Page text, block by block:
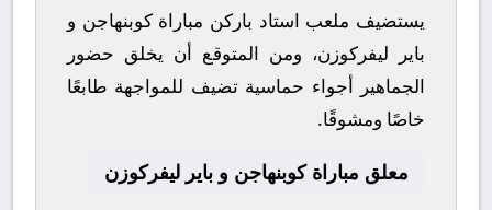
يستضيف ملعب استاد باركن مباراة كوبنهاجن و
باير ليفركوزن، ومن المتوقع أن يخلق حضور
الجماهير أجواء حماسية تضيف للمواجهة طابعًا
خاصًا ومشوقًا.
معلق مباراة كوبنهاجن و باير ليفركوزن